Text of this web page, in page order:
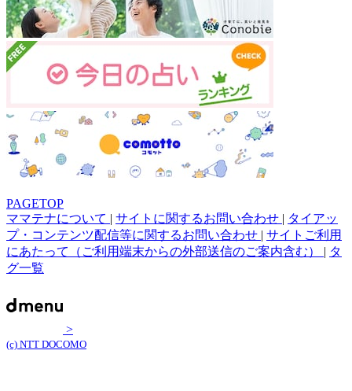
PAGETOP
ママテナについて | サイトに関するお問い合わせ | タイアッ
プ・コンテンツ配信等に関するお問い合わせ | サイトご利用
にあたって（ご利用端末からの外部送信のご案内含む） | タ
グ一覧
>
(c) NTT DOCOMO